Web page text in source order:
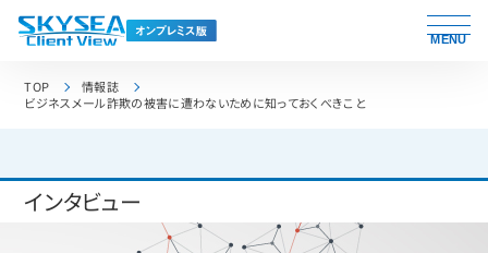
MENU
TOP
情報誌
ビジネスメール詐欺の被害に遭わないために知っておくべきこと
インタビュー